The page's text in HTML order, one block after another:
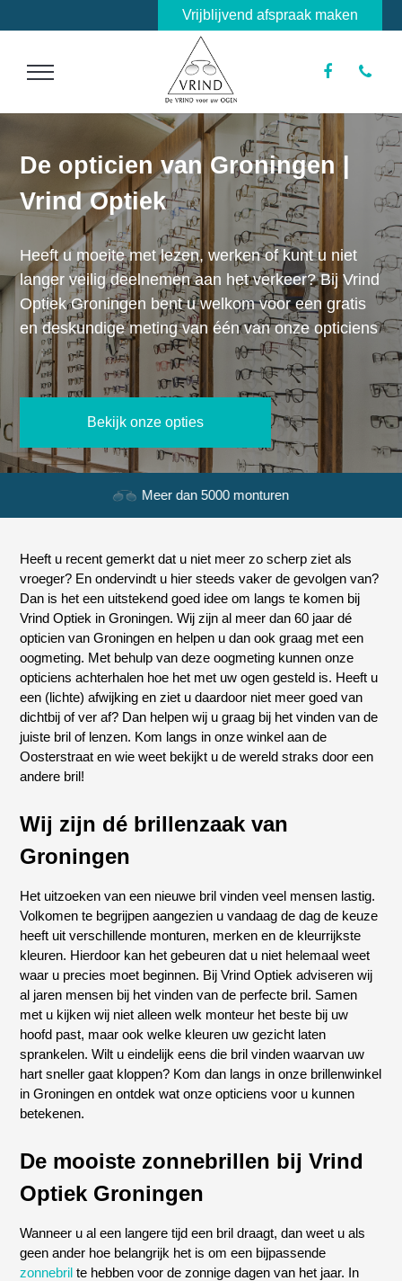
De opticien van Groningen |
Vrind Optiek
Heeft u moeite met lezen, werken of kunt u niet
langer veilig deelnemen aan het verkeer? Bij Vrind
Optiek Groningen bent u welkom voor een gratis
en deskundige meting van één van onze opticiens
Bekijk onze opties
Meer dan 5000 monturen
Heeft u recent gemerkt dat u niet meer zo scherp ziet als
vroeger? En ondervindt u hier steeds vaker de gevolgen van?
Dan is het een uitstekend goed idee om langs te komen bij
Vrind Optiek in Groningen. Wij zijn al meer dan 60 jaar dé
opticien van Groningen en helpen u dan ook graag met een
oogmeting. Met behulp van deze oogmeting kunnen onze
opticiens achterhalen hoe het met uw ogen gesteld is. Heeft u
een (lichte) afwijking en ziet u daardoor niet meer goed van
dichtbij of ver af? Dan helpen wij u graag bij het vinden van de
juiste bril of lenzen. Kom langs in onze winkel aan de
Oosterstraat en wie weet bekijkt u de wereld straks door een
andere bril!
Wij zijn dé brillenzaak van
Groningen
Het uitzoeken van een nieuwe bril vinden veel mensen lastig.
Volkomen te begrijpen aangezien u vandaag de dag de keuze
heeft uit verschillende monturen, merken en de kleurrijkste
kleuren. Hierdoor kan het gebeuren dat u niet helemaal weet
waar u precies moet beginnen. Bij Vrind Optiek adviseren wij
al jaren mensen bij het vinden van de perfecte bril. Samen
met u kijken wij niet alleen welk monteur het beste bij uw
hoofd past, maar ook welke kleuren uw gezicht laten
sprankelen. Wilt u eindelijk eens die bril vinden waarvan uw
hart sneller gaat kloppen? Kom dan langs in onze brillenwinkel
in Groningen en ontdek wat onze opticiens voor u kunnen
betekenen.
De mooiste zonnebrillen bij Vrind
Optiek Groningen
Wanneer u al een langere tijd een bril draagt, dan weet u als
geen ander hoe belangrijk het is om een bijpassende
zonnebrilte hebben voor de zonnige dagen van het jaar. In
Vrijblijvend afspraak maken